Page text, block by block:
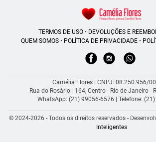
TERMOS DE USO• DEVOLUÇÕES E
QUEM SOMOS• POLÍTICA DE PRIVACIDADE•
Camélia Flores | CNPJ: 08.250.956/
Rua do Rosário - 164, Centro - Rio de Janeiro -
WhatsApp: (21) 99056-6576 | Telefone:
© 2024-2026 - Todos os direitos reservados -
Inteligentes